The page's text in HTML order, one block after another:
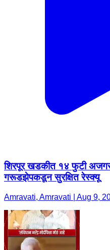
शिरपूर खडकीत १४ फुटी
गरूडझेपकडून सुरक्षित रेस्क्यू
Amravati, Amravati | Aug 9,